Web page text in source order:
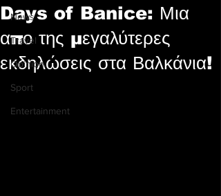
News
Travel
Opinion
Sport
Entertainment
Days of Banice: Μια
απο της μεγαλύτερες
εκδηλώσεις στα Βαλκάνια!